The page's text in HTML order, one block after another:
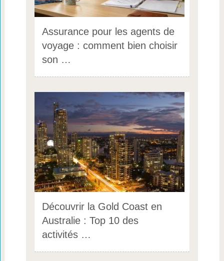
Assurance pour les agents de
voyage : comment bien choisir
son …
Découvrir la Gold Coast en
Australie : Top 10 des
activités …